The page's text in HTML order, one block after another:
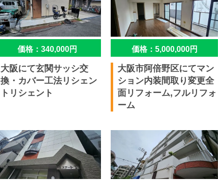
価格：340,000円
大阪にて玄関サッシ交
換・カバー工法リシェン
トリシェント
価格：5,000,000円
大阪市阿倍野区にてマン
ション内装間取り変更全
面リフォーム,フルリフォ
ーム